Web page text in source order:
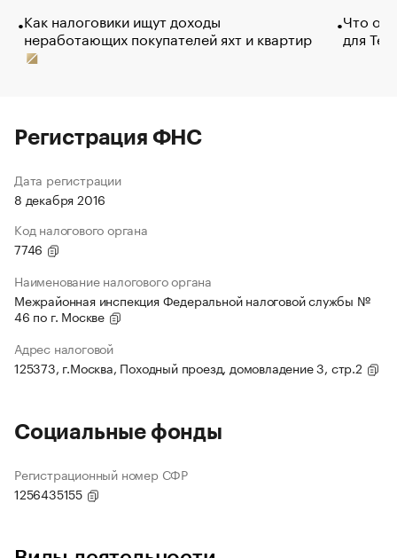
Как налоговики ищут доходы
неработающих покупателей яхт и квартир
Что
для
Регистрация ФНС
Дата регистрации
8 декабря 2016
Код налогового органа
7746
Наименование налогового органа
Межрайонная инспекция Федеральной налоговой службы №
46 по г. Москве
Адрес налоговой
125373, г.Москва, Походный проезд, домовладение 3, стр.2
Социальные фонды
Регистрационный номер СФР
1256435155